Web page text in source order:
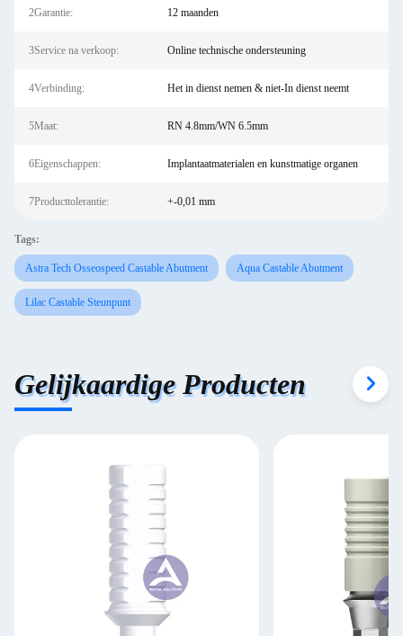
2Garantie: 12 maanden
3Service na verkoop: Online technische ondersteuning
4Verbinding: Het in dienst nemen & niet-In dienst neemt
5Maat: RN 4.8mm/WN 6.5mm
6Eigenschappen: Implantaatmaterialen en kunstmatige organen
7Producttolerantie: +-0,01 mm
Tags:
Astra Tech Osseospeed Castable Abutment Aqua Castable Abutment
Lilac Castable Steunpunt
Gelijkaardige Producten